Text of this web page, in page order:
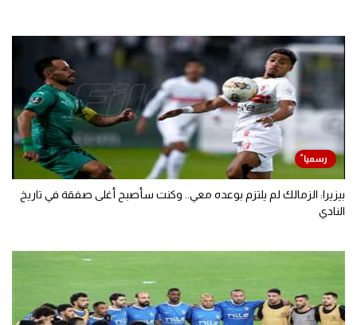
بيزيرا: الزمالك لم يلتزم بوعده معي.. وكنت سأصبح أغلى صفقة في تاريخ
النادي